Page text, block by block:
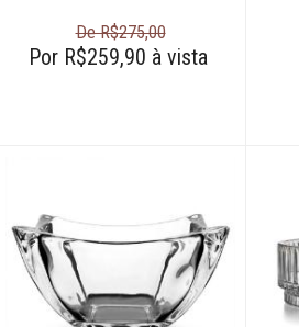
De R$275,00
Por R$259,90 à vista